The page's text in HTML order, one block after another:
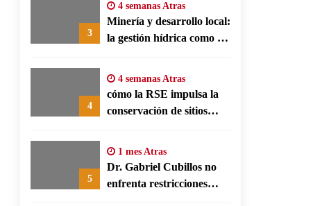
3
4 semanas Atras
Minería y desarrollo local:
la gestión hídrica como eje
4
4 semanas Atras
cómo la RSE impulsa la
conservación de sitios
5
1 mes Atras
Dr. Gabriel Cubillos no
enfrenta restricciones